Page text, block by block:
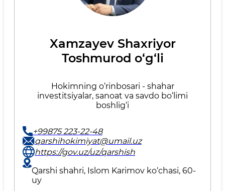
Xamzayev Shaxriyor
Toshmurod o‘g‘li
Hokimning o‘rinbosari - shahar
investitsiyalar, sanoat va savdo bo‘limi
boshlig‘i
+99875 223-22-48
qarshihokimiyat@umail.uz
https://gov.uz/uz/qarshish
Qarshi shahri, Islom Karimov ko‘chasi, 60-
uy